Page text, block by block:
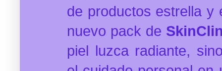
de productos estrella y
nuevo pack de
piel luzca radiante,